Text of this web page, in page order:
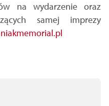
na wydarzenie oraz
samej imprezy